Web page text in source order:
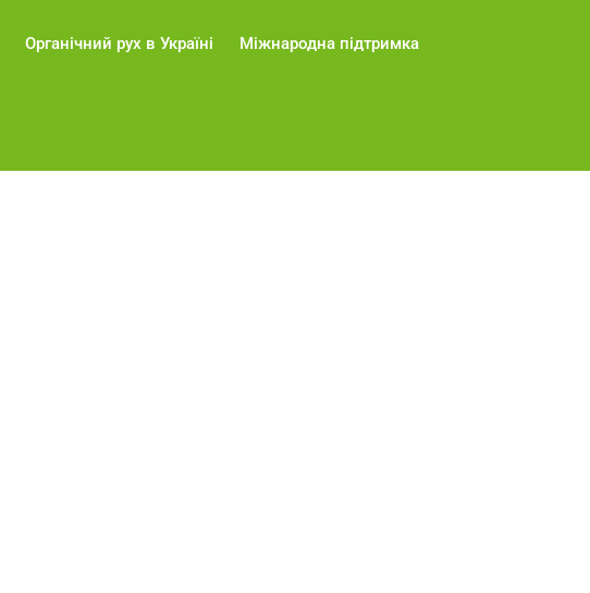
Органічний рух в Україні Міжнародна підтримка